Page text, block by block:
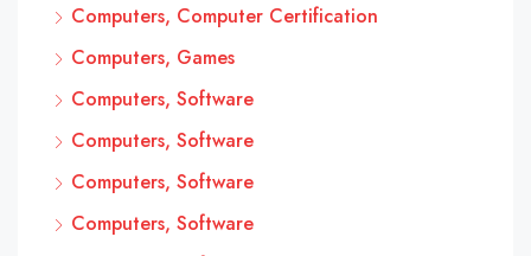
Computers, Computer Certification
Computers, Games
Computers, Software
Computers, Software
Computers, Software
Computers, Software